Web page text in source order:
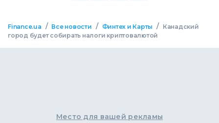
Finance.ua / Все новости / Финтех и Карты /
Канадский
город будет собирать налоги криптовалютой
Место для вашей рекламы